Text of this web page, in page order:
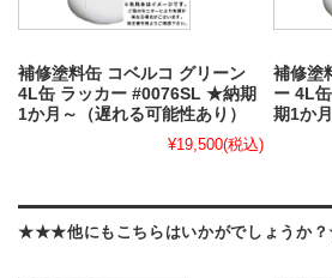
補修塗料缶 コベルコ グリーン
4L缶 ラッカー #0076SL ★納期
1か月～（遅れる可能性あり）
¥19,500(税込)
補修塗
ー 4L
期1か
★★★他にもこちらはいかがでしょうか